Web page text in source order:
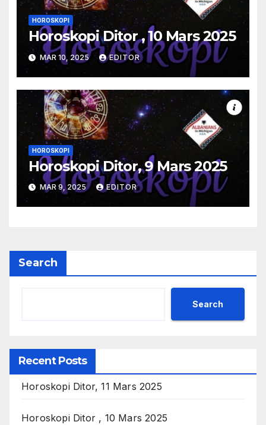
HOROSKOPI
Horoskopi Ditor , 10 Mars 2025
MAR 10, 2025 EDITOR
HOROSKOPI
Horoskopi Ditor, 9 Mars 2025
MAR 9, 2025 EDITOR
Search
Search
Recent Posts
Horoskopi Ditor, 11 Mars 2025
Horoskopi Ditor , 10 Mars 2025